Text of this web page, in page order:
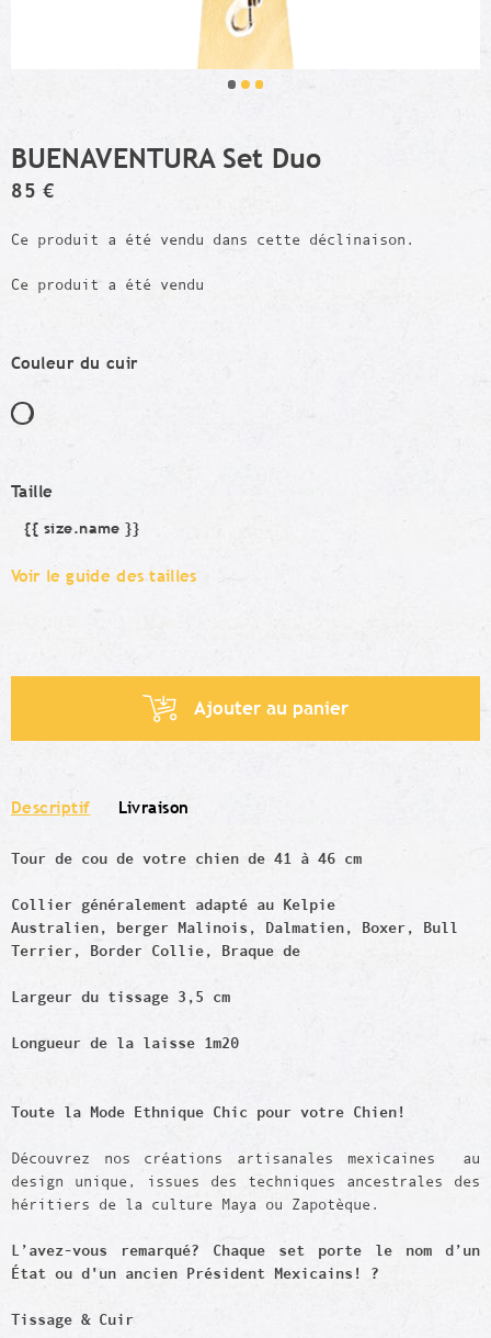
BUENAVENTURA Set Duo
85 €
Ce produit a été vendu dans cette déclinaison.
Ce produit a été vendu
Couleur du cuir
Taille
Taille
{{ size.name }}
Voir le guide des tailles
Ajouter au panier
Descriptif Livraison
Tour de cou de votre chien de 41 à 46 cm
Collier généralement adapté au Kelpie
Australien, berger Malinois, Dalmatien, Boxer, Bull
Terrier, Border Collie, Braque de
Largeur du tissage 3,5 cm
Longueur de la laisse 1m20
Toute la Mode Ethnique Chic pour votre Chien!
Découvrez nos créations artisanales mexicaines au
design unique, issues des techniques ancestrales des
héritiers de la culture Maya ou Zapotèque.
L’avez-vous remarqué? Chaque set porte le nom d’un
État ou d'un ancien Président Mexicains! ?
Tissage & Cuir